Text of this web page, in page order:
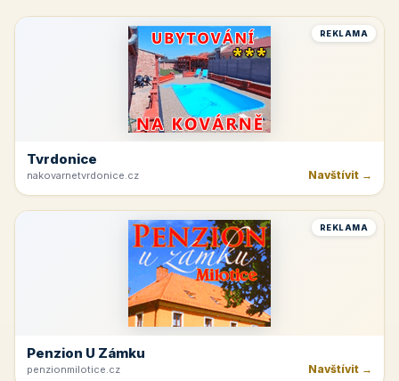
REKLAMA
Tvrdonice
nakovarnetvrdonice.cz Navštívit →
REKLAMA
Penzion U Zámku
penzionmilotice.cz Navštívit →